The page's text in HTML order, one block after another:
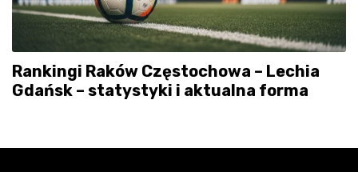
Rankingi Raków Częstochowa – Lechia
Gdańsk – statystyki i aktualna forma